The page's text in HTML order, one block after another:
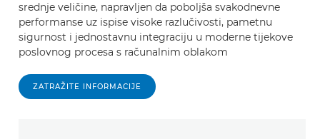
srednje veličine, napravljen da poboljša svakodnevne
performanse uz ispise visoke razlučivosti, pametnu
sigurnost i jednostavnu integraciju u moderne tijekove
poslovnog procesa s računalnim oblakom
ZATRAŽITE INFORMACIJE